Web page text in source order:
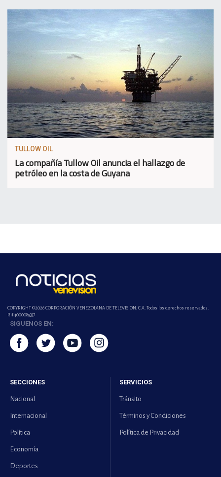
TULLOW OIL
La compañía Tullow Oil anuncia el hallazgo de
petróleo en la costa de Guyana
COPYRIGHT ©2026 CORPORACIÓN VENEZOLANA DE TELEVISION, C.A. Todos los derechos reservados.
Rif-j000089337
SIGUENOS EN:
SECCIONES
Nacional
Internacional
Política
Economía
Deportes
SERVICIOS
Tránsito
Términos y Condiciones
Política de Privacidad